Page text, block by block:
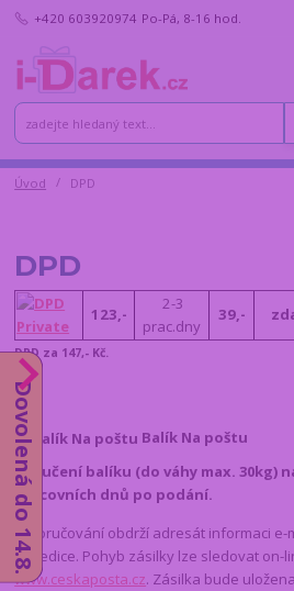
+420 603920974 Po-Pá, 8-16 hod.
Úvod DPD
DPD
123,-
2-3
prac.dny
39,-
DPD za 147,- Kč.
Balík Na poštu
Doručení balíku (do váhy max. 30kg)
pracovních dnů po podání.
O doručování obdrží adresát informaci e-
expedice. Pohyb zásilky lze sledovat on-
www.ceskaposta.cz. Zásilka bude
Dovolená do 14.8.